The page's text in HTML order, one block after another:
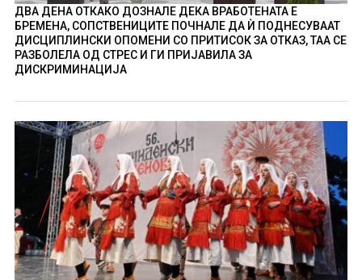
ДВА ДЕНА ОТКАКО ДОЗНАЛЕ ДЕКА ВРАБОТЕНАТА Е
БРЕМЕНА, СОПСТВЕНИЦИТЕ ПОЧНАЛЕ ДА Ѝ ПОДНЕСУВААТ
ДИСЦИПЛИНСКИ ОПОМЕНИ СО ПРИТИСОК ЗА ОТКАЗ, ТАА СЕ
РАЗБОЛЕЛА ОД СТРЕС И ГИ ПРИЈАВИЛА ЗА
ДИСКРИМИНАЦИЈА